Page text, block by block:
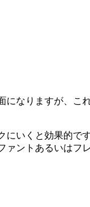
なりますが、
いくと効果的
ントあるいは